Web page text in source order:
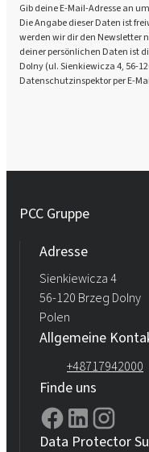
Gib deine E-Mail-Adresse an
Die Angabe dieser Daten ist
werden wir dir den Newsletter
deiner persönlichen Daten ist
Dolny (ul. Sienkiewicza 4, 56-
Datenschutzinspektor per E-
PCC Gruppe
Adresse
Sienkiewicza 4
56-120 Brzeg Dolny
Polen
Allgemeine
+48717942000
Finde uns
Data Protector